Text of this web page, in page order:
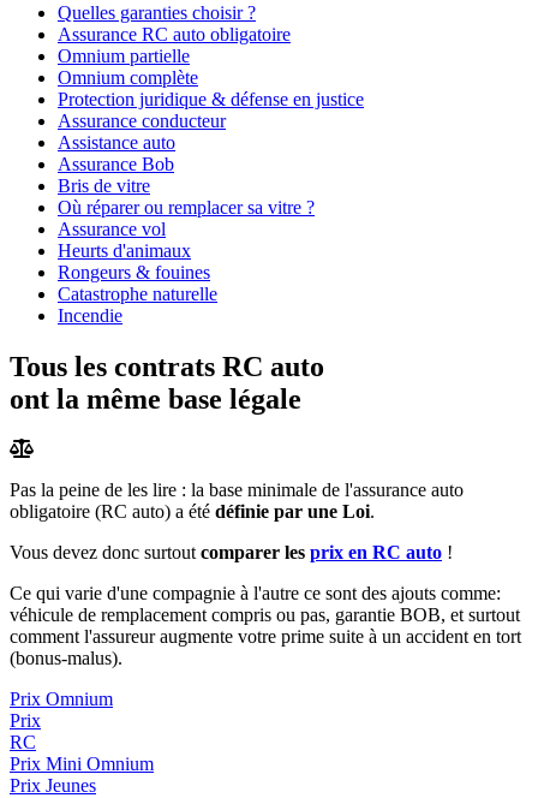
Quelles garanties choisir ?
Assurance RC auto obligatoire
Omnium partielle
Omnium complète
Protection juridique & défense en justice
Assurance conducteur
Assistance auto
Assurance Bob
Bris de vitre
Où réparer ou remplacer sa vitre ?
Assurance vol
Heurts d'animaux
Rongeurs & fouines
Catastrophe naturelle
Incendie
Tous les contrats RC auto
ont la même base légale
Pas la peine de les lire : la base minimale de l'assurance auto
obligatoire (RC auto) a été définie par une Loi.
Vous devez donc surtoutcomparer les prix en RC auto !
Ce qui varie d'une compagnie à l'autre ce sont des ajouts comme:
véhicule de remplacement compris ou pas, garantie BOB, et surtout
comment l'assureur augmente votre prime suite à un accident en tort
(bonus-malus).
Prix Omnium
Prix
RC
Prix Mini Omnium
Prix Jeunes